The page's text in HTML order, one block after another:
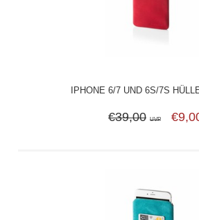
IPHONE 6/7 UND 6S/7S
€39,00 UVP